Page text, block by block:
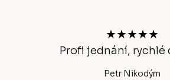
★★★★★
Profi jednání, rychlé
Petr Nikodým